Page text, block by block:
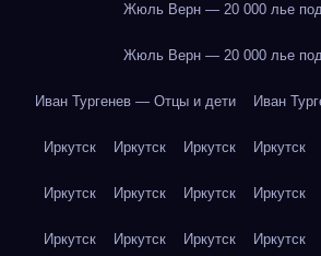
Жюль Верн — 20 000 лье
Жюль Верн — 20 000 лье
Иван Тургенев — Отцы и дети Иван
Иркутск Иркутск Иркутск Иркутск
Иркутск Иркутск Иркутск Иркутск
Иркутск Иркутск Иркутск Иркутск